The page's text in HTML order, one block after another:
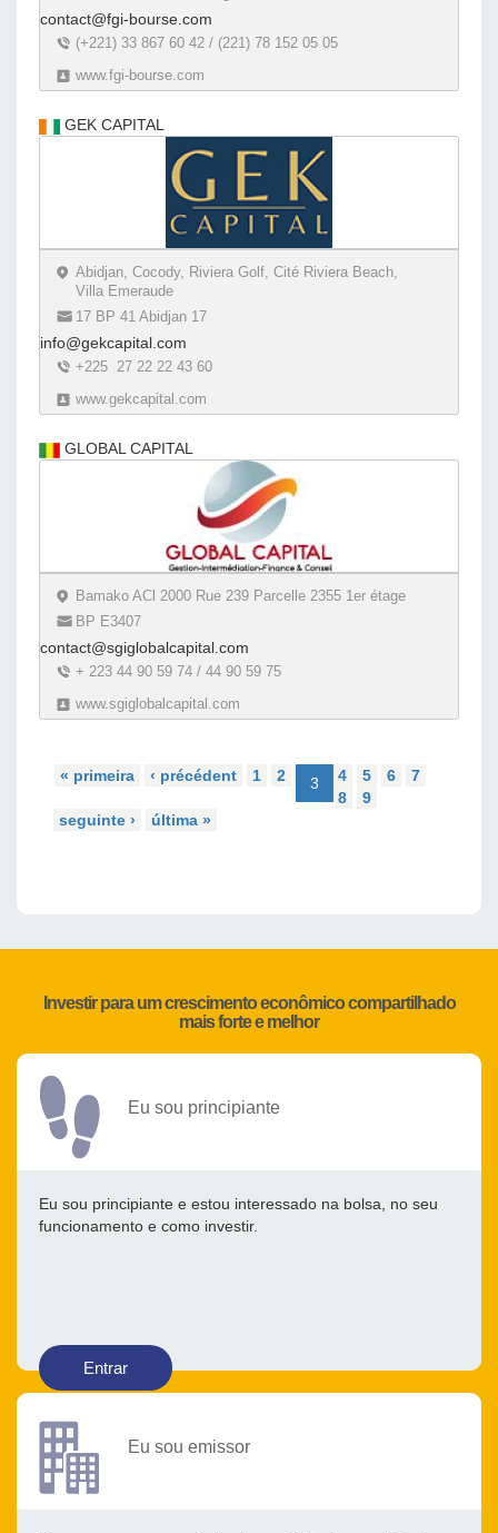
contact@fgi-bourse.com
(+221) 33 867 60 42 / (221) 78 152 05 05
www.fgi-bourse.com
GEK CAPITAL
Abidjan, Cocody, Riviera Golf, Cité Riviera Beach,
Villa Emeraude
17 BP 41 Abidjan 17
info@gekcapital.com
+225 27 22 22 43 60
www.gekcapital.com
GLOBAL CAPITAL
Bamako ACl 2000 Rue 239 Parcelle 2355 1er étage
BP E3407
contact@sgiglobalcapital.com
+ 223 44 90 59 74 / 44 90 59 75
www.sgiglobalcapital.com
« primeira ‹ précédent 1 2 3 4 5 6
7
8
9
seguinte ›
última »
Investir para um crescimento econômico compartilhado
mais forte e melhor
Eu sou principiante
Eu sou principiante e estou interessado na bolsa, no seu
funcionamento e como investir.
Entrar
Eu sou emissor